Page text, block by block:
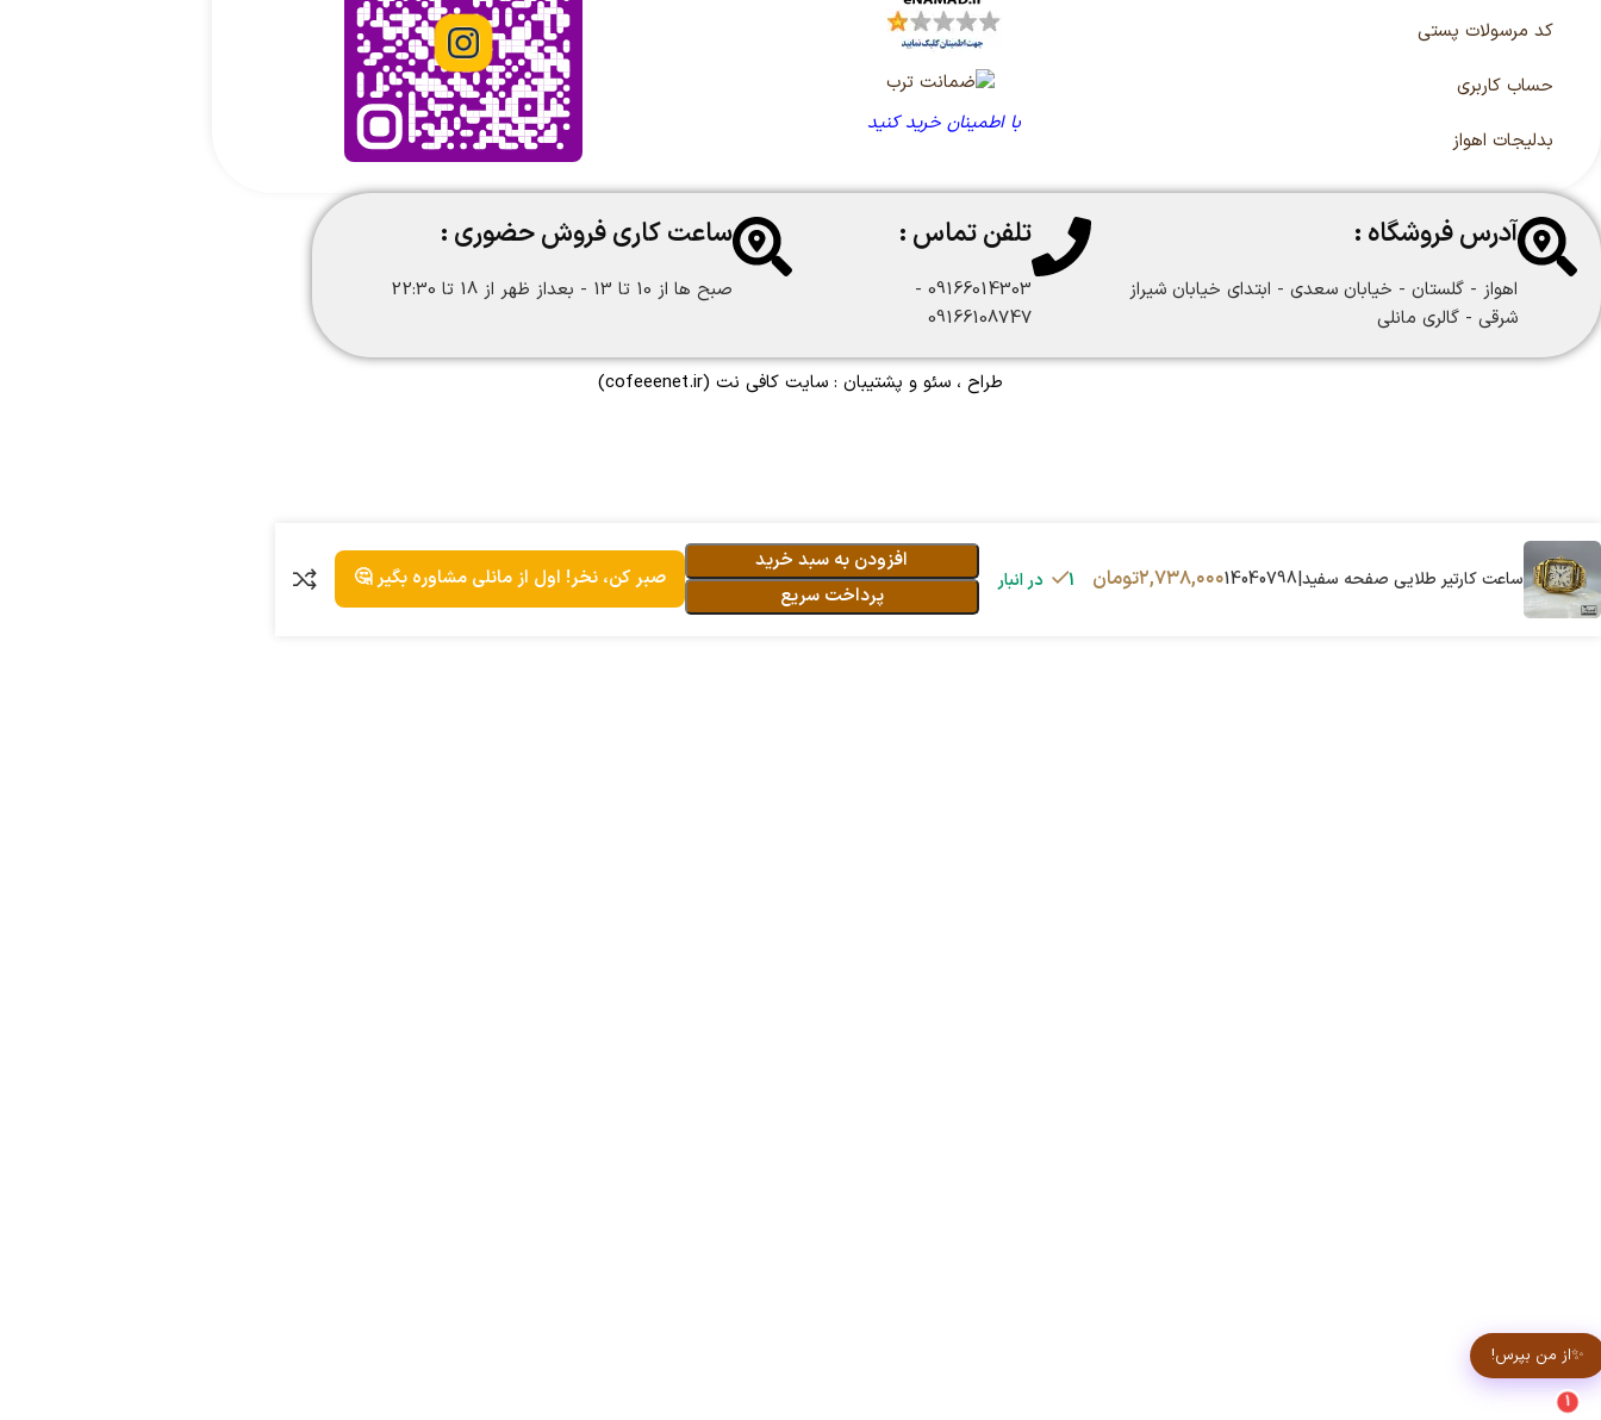
کد مرسولات پستی
حساب کاربری
بدلیجات اهواز
با اطمینان خرید کنید
آدرس فروشگاه :
اهواز - گلستان - خیابان سعدی - ابتدای خیابان شیراز
شرقی - گالری مانلی
تلفن تماس :
09166014303 -
09166108747
ساعت کاری فروش حضوری :
صبح ها از 10 تا 13 - بعداز ظهر از 18 تا 22:30
طراح ، سئو و پشتیبان : سایت کافی نت (cofeeenet.ir)
ساعت کارتیر طلایی صفحه سفید|14040798 ۲,۷۳۸,۰۰۰تومان 1 در انبار
افزودن به سبد خرید
پرداخت سریع
صبر کن، نخر! اول از مانلی مشاوره بگیر 🤔
✨از من بپرس!
1